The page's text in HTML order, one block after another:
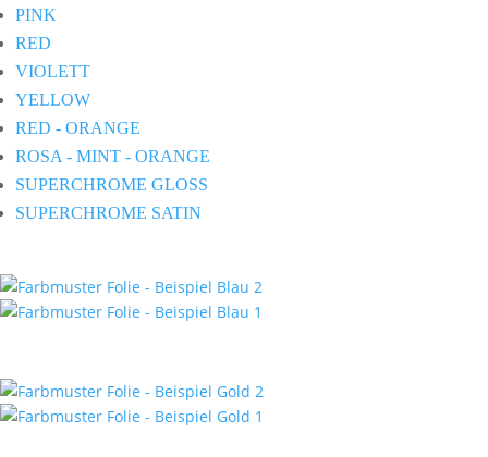
PINK
RED
VIOLETT
YELLOW
RED - ORANGE
ROSA - MINT - ORANGE
SUPERCHROME GLOSS
SUPERCHROME SATIN